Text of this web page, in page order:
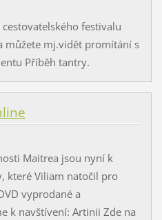
festivalu
můžete mj.vidět promítání s
Příběh tantry.
Maitrea jsou nyní k
které Viliam natočil pro
vyprodané a
k navštívení: Artinii Zde na